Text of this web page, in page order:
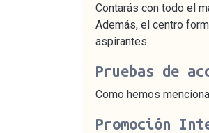
Contarás con todo el
Además, el centro
aspirantes.
Pruebas de
Como hemos
Promoción